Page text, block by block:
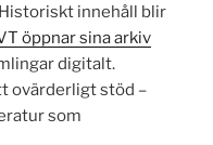
innehåll blir
öppnar sina arkiv
digitalt.
ovärderligt stöd –
som